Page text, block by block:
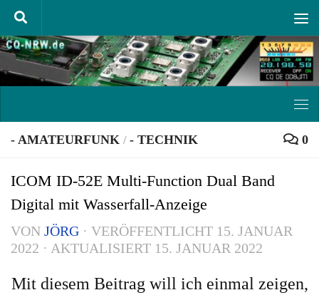
Unter dem Inhalt
- AMATEURFUNK / - TECHNIK 0
ICOM ID-52E Multi-Function Dual Band
Digital mit Wasserfall-Anzeige
VON JÖRG · VERÖFFENTLICHT 15. JANUAR
2022 · AKTUALISIERT 15. JANUAR 2022
Mit diesem Beitrag will ich einmal zeigen,